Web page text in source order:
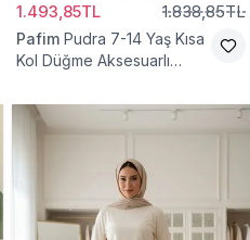
1.493,85TL 1.838,85TL
Pafim Pudra 7-14 Yaş Kısa
Kol Düğme Aksesuarlı